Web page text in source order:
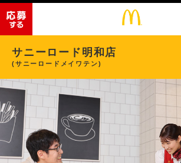
サニーロード明和店
(サニーロードメイワテン)